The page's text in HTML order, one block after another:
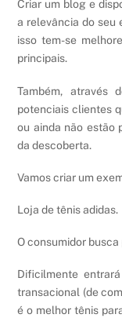
Criar um blog e
a relevância do seu
isso tem-se
principais.
Também, através
potenciais clientes
ou ainda não estão
da descoberta.
Vamos criar um
Loja de tênis adidas.
O consumidor
Dificilmente
transacional (de
é o melhor tênis